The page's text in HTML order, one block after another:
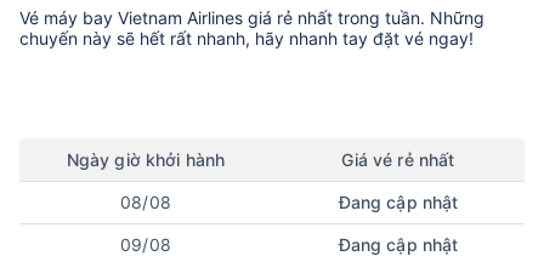
Vé máy bay Vietnam Airlines giá rẻ nhất trong tuần. Những
chuyến này sẽ hết rất nhanh, hãy nhanh tay đặt vé ngay!
Ngày giờ khởi hành Giá vé rẻ nhất
08/08 Đang cập nhật
09/08 Đang cập nhật